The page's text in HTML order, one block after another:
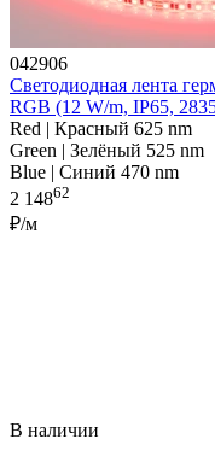
042906
Светодиодная лента
RGB (12 W/m, IP65,
Red | Красный 625 nm
Green | Зелёный 525 nm
Blue | Синий 470 nm
2 14862
₽/м
В наличии